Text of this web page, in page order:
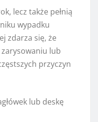
lecz także pełnią
wypadku
zdarza się, że
zarysowaniu lub
przyczyn
lub deskę